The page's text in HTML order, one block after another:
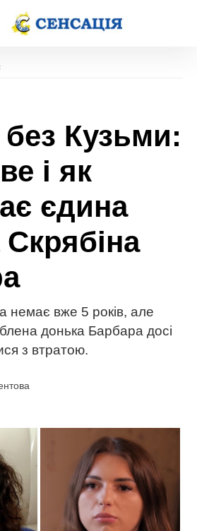
без Кузьми:
і як
єдина
немає вже 5 років, але
донька Барбара досі
з втратою.